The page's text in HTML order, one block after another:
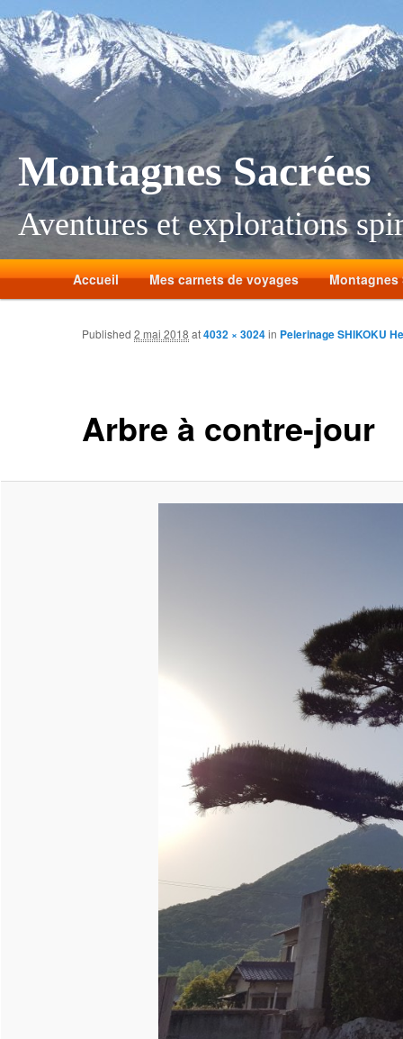
Montagnes Sacrées
Aventures et explorations
Accueil Mes carnets de voyages Montagnes
Arbre à contre-jour
Published2 mai 2018 at4032 × 3024in Pelerinage SHIKOKU